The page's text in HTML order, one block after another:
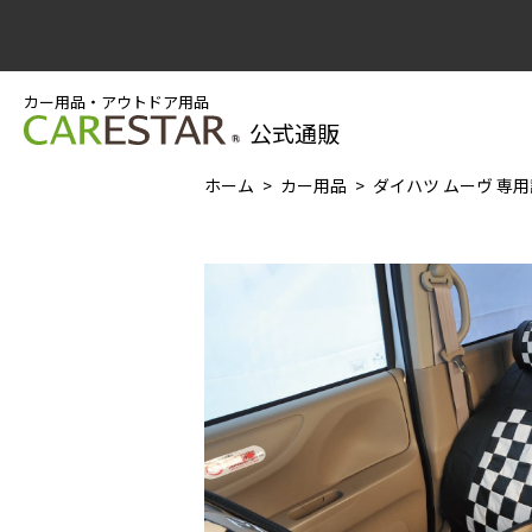
カー用品・アウトドア用品
公式通販
ホーム カー用品 ダイハツ ムーヴ 専